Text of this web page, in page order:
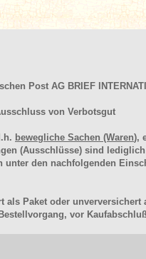
Post AG BRIEF
von Verbotsgut
bewegliche Sachen (Waren),
(Ausschlüsse) sind
den nachfolgenden
Paket oder
vor